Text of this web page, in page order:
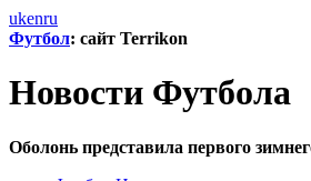
ukenru
Футбол: сайт Terrikon
Новости Футбола
Оболонь представила первого